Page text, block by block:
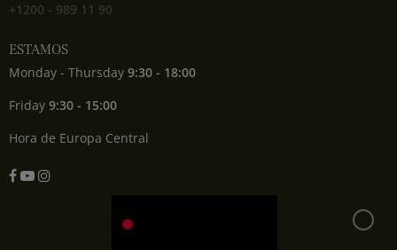
+1200 - 989 11 90
ESTAMOS
Monday - Thursday 9:30 - 18:00
Friday 9:30 - 15:00
Hora de Europa Central
Facebook
YouTube